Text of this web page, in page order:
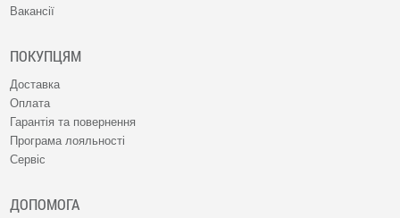
Вакансії
ПОКУПЦЯМ
Доставка
Оплата
Гарантія та повернення
Програма лояльності
Сервіс
ДОПОМОГА